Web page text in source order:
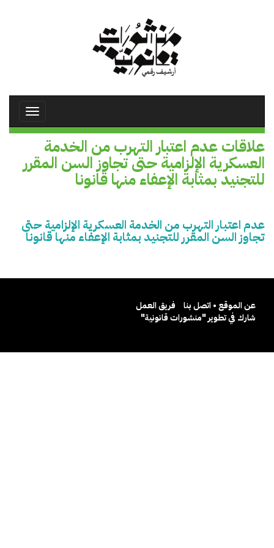
Toggle
علاقات عدم اعتبار التهرب من الخدمة
العسكرية الإلزامية حتى تجاوز السن المقرر
للتجنيد بمثابة الإعفاء منها قانونا
عدم اعتبار التهرب من الخدمة العسكرية الإلزامية حتى
تجاوز السن المقرر للتجنيد بمثابة الإعفاء منها قانونا
عن الموقع • اتصل بنا
فريق العمل
شارك في تطوير "منشورات قانونية"